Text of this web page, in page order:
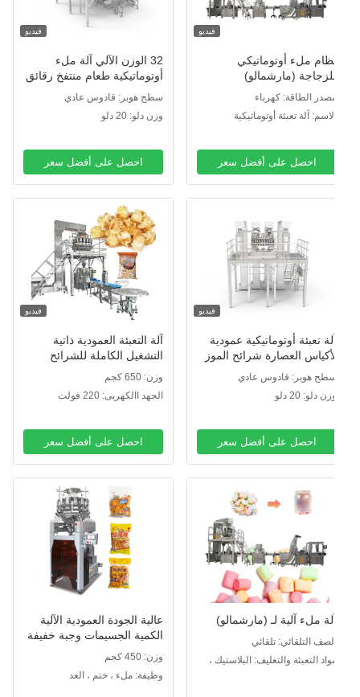
ملء أوتوماتيكي
(مارشمالو)
الطاقة: كهرباء
آلة تعبئة أوتوماتيكية
احصل على أفضل سعر
32 الوزن الآلي آلة ملء
أوتوماتيكية طعام منتفخ رقائق
الذرة البطاطس رقائق الموز
ناكوس المكسرات آلة تعبئة
سطح هوبر: قادوس عادي
وزن دلو: 20 دلو
احصل على أفضل سعر
فيديو
تعبئة أوتوماتيكية عمودية
العصارة شرائح الموز
هوبر: قادوس عادي
دلو: 20 دلو
احصل على أفضل سعر
آلة التعبئة العمودية ذاتية
التشغيل الكاملة للشرائح
الخفيفة للفطائر البطاطس
الفشار الجمبرى النيتروجين
معدات تعبئة رقائق الجمبرى
الجهد االكهربى: 220 فولت
احصل على أفضل سعر
ملء آلية لـ (مارشمالو)
التلقائي: تلقائي
التعبئة والتغليف: البلاستيك ،
عالية الجودة العمودية الآلية
الكمية الجسيمات وجبة خفيفة
الغذاء الختم ملء التعبئة وتعبئة
VFFS وزنها وتعبئة آلة
وظيفة: ملء ، ختم ، العد